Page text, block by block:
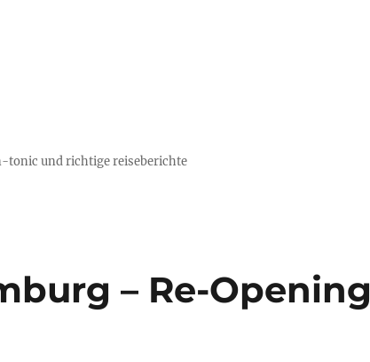
tonic und richtige reiseberichte
– Re-Opening